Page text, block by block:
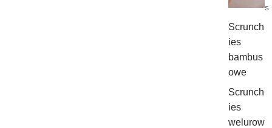
s
Scrunch
ies
bambus
owe
Scrunch
ies
welurow